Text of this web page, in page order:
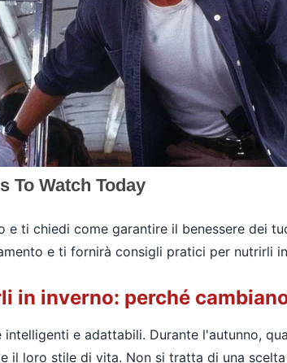
e ti chiedi come garantire il benessere dei
e ti fornirà consigli pratici per nutrirli
in inverno: perché
e adattabili. Durante l'autunno,
il loro stile di vita. Non si tratta di una